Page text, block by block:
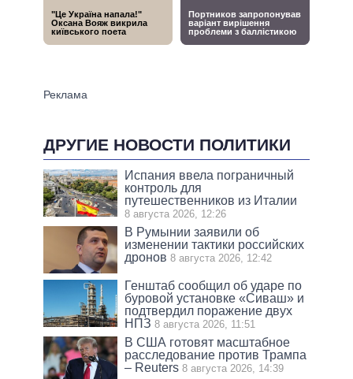
ДРУГИЕ НОВОСТИ ПОЛИТИКИ
Испания ввела пограничный
контроль для
путешественников из Италии
8 августа 2026, 12:26
В Румынии заявили об
изменении тактики российских
дронов 8 августа 2026, 12:42
Генштаб сообщил об ударе по
буровой установке «Сиваш» и
подтвердил поражение двух
НПЗ 8 августа 2026, 11:51
В США готовят масштабное
расследование против Трампа
– Reuters 8 августа 2026, 14:39